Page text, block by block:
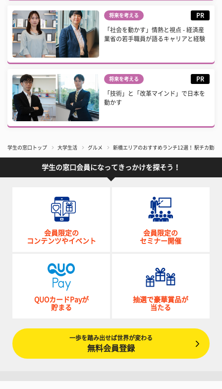
将来を考える PR
「社会を動かす」情熱と視点 - 経済産
業省の若手職員が語るキャリアと経験
将来を考える PR
「技術」と「改革マインド」で日本を
動かす
学生の窓口トップ 大学生活 グルメ 新橋エリアのおすすめランチ12選！ 駅チカ勤務
学生の窓口会員になってきっかけを探そう！
会員限定の
コンテンツやイベント
会員限定の
セミナー開催
QUOカードPayが
貯まる
抽選で豪華賞品が
当たる
一歩を踏み出せば世界が変わる
無料会員登録